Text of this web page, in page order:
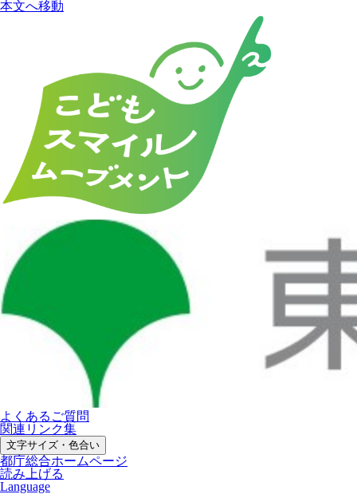
本文へ移動
よくあるご質問
関連リンク集
文字サイズ・色合い
都庁総合ホームページ
読み上げる
Language